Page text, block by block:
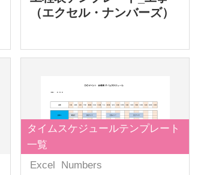
（エクセル・ナンバーズ）
タイムスケジュールテンプレート
一覧
Excel
Numbers